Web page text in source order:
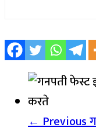
← Previous